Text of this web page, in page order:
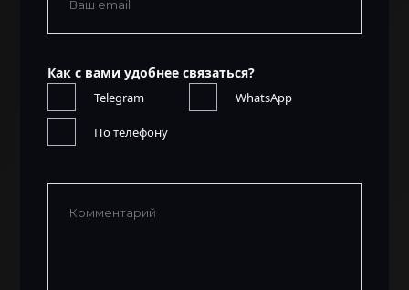
Как с вами удобнее связаться?
Telegram WhatsApp
По телефону